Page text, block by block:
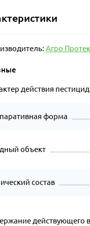
Агро
действия
форма
объект
состав
действующего